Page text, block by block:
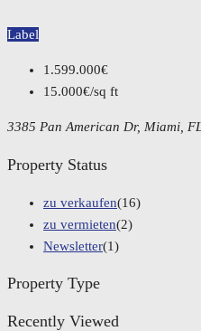
Label
1.599.000€
15.000€/sq ft
3385 Pan American Dr, Miami,
Property Status
zu verkaufen(16)
zu vermieten(2)
Newsletter(1)
Property Type
Recently Viewed